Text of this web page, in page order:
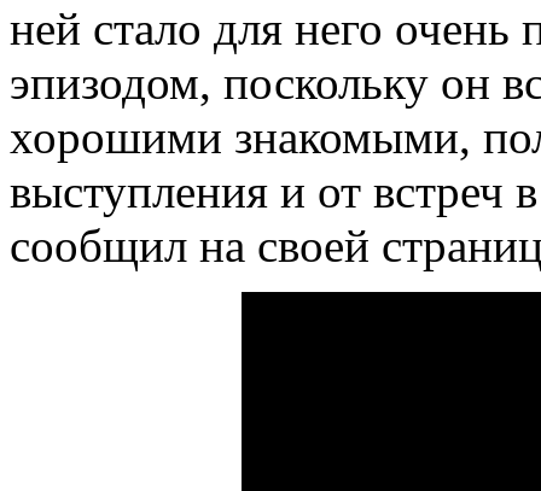
ней стало для него
эпизодом, поскольку он
хорошими знакомыми,
выступления и от встреч
сообщил на своей